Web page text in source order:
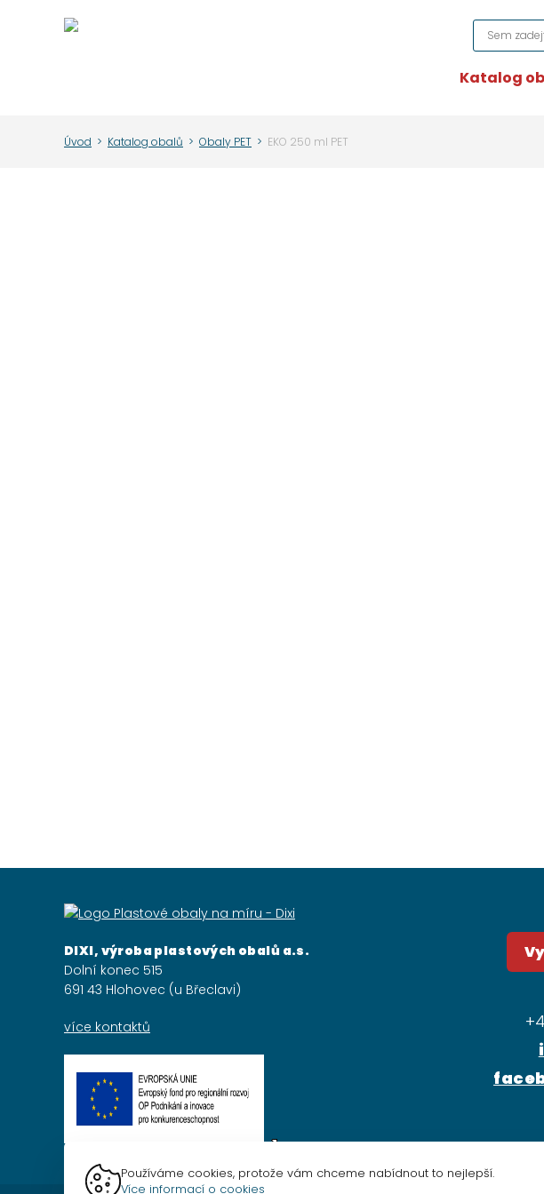
Katalog
Úvod > Katalog obalů > Obaly PET > EKO 250 ml PET
DIXI, výroba plastových obalů a.s.
Dolní konec 515
691 43 Hlohovec (u Břeclavi)
více kontaktů
Používáme cookies, protože vám chceme nabídnout to nejlepší.
Více informací o cookies